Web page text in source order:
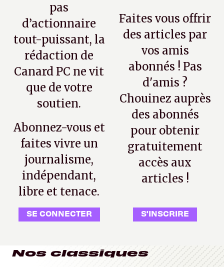
pas
d’actionnaire
tout-puissant, la
rédaction de
Canard PC ne vit
que de votre
soutien.
Abonnez-vous et
faites vivre un
journalisme,
indépendant,
libre et tenace.
SE CONNECTER
Faites vous offrir
des articles par
vos amis
abonnés ! Pas
d'amis ?
Chouinez auprès
des abonnés
pour obtenir
gratuitement
accès aux
articles !
S'INSCRIRE
Nos classiques